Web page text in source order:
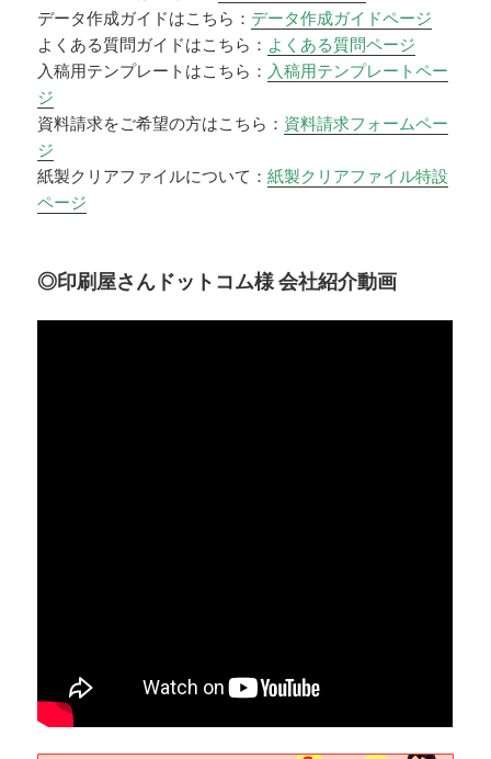
データ作成ガイドはこちら： データ作成ガイドページ
よくある質問ガイドはこちら： よくある質問ページ
入稿用テンプレートはこちら： 入稿用テンプレートペー
ジ
資料請求をご希望の方はこちら： 資料請求フォームペー
ジ
紙製クリアファイルについて：紙製クリアファイル特設
ページ
◎印刷屋さんドットコム様 会社紹介動画